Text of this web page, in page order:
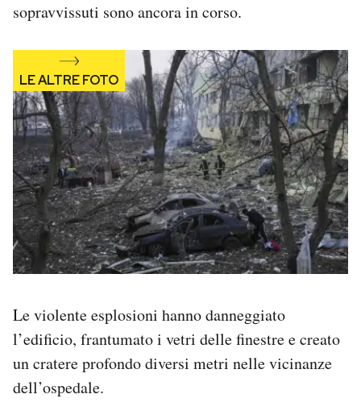
sopravvissuti sono ancora in corso.
Le violente esplosioni hanno danneggiato
l’edificio, frantumato i vetri delle finestre e creato
un cratere profondo diversi metri nelle vicinanze
dell’ospedale.